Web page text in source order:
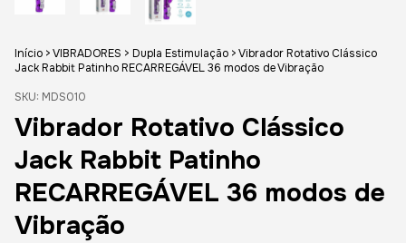
Início >VIBRADORES > Dupla Estimulação >Vibrador Rotativo Clássico
Jack Rabbit Patinho RECARREGÁVEL 36 modos de Vibração
SKU: MDS010
Vibrador Rotativo Clássico
Jack Rabbit Patinho
RECARREGÁVEL 36 modos de
Vibração